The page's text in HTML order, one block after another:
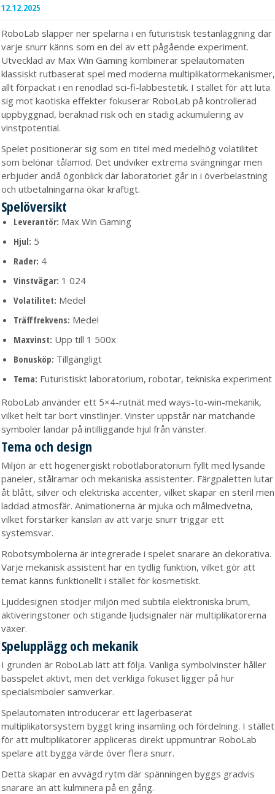
12.12.2025
RoboLab släpper ner spelarna i en futuristisk testanläggning där
varje snurr känns som en del av ett pågående experiment.
Utvecklad av Max Win Gaming kombinerar spelautomaten
klassiskt rutbaserat spel med moderna multiplikatormekanismer,
allt förpackat i en renodlad sci-fi-labbestetik. I stället för att luta
sig mot kaotiska effekter fokuserar RoboLab på kontrollerad
uppbyggnad, beräknad risk och en stadig ackumulering av
vinstpotential.
Spelet positionerar sig som en titel med medelhög volatilitet
som belönar tålamod. Det undviker extrema svängningar men
erbjuder ändå ögonblick där laboratoriet går in i överbelastning
och utbetalningarna ökar kraftigt.
Spelöversikt
Leverantör: Max Win Gaming
Hjul: 5
Rader: 4
Vinstvägar: 1 024
Volatilitet: Medel
Träfffrekvens: Medel
Maxvinst: Upp till 1 500x
Bonusköp: Tillgängligt
Tema: Futuristiskt laboratorium, robotar, tekniska experiment
RoboLab använder ett 5×4-rutnät med ways-to-win-mekanik,
vilket helt tar bort vinstlinjer. Vinster uppstår när matchande
symboler landar på intilliggande hjul från vänster.
Tema och design
Miljön är ett högenergiskt robotlaboratorium fyllt med lysande
paneler, stålramar och mekaniska assistenter. Färgpaletten lutar
åt blått, silver och elektriska accenter, vilket skapar en steril men
laddad atmosfär. Animationerna är mjuka och målmedvetna,
vilket förstärker känslan av att varje snurr triggar ett
systemsvar.
Robotsymbolerna är integrerade i spelet snarare än dekorativa.
Varje mekanisk assistent har en tydlig funktion, vilket gör att
temat känns funktionellt i stället för kosmetiskt.
Ljuddesignen stödjer miljön med subtila elektroniska brum,
aktiveringstoner och stigande ljudsignaler när multiplikatorerna
växer.
Spelupplägg och mekanik
I grunden är RoboLab lätt att följa. Vanliga symbolvinster håller
basspelet aktivt, men det verkliga fokuset ligger på hur
specialsmboler samverkar.
Spelautomaten introducerar ett lagerbaserat
multiplikatorsystem byggt kring insamling och fördelning. I stället
för att multiplikatorer appliceras direkt uppmuntrar RoboLab
spelare att bygga värde över flera snurr.
Detta skapar en avvägd rytm där spänningen byggs gradvis
snarare än att kulminera på en gång.